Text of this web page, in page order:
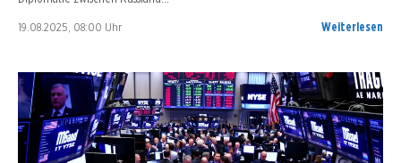
19.08.2025, 08:00 Uhr Weiterlesen